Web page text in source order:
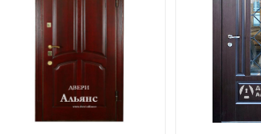
от 650
от 1500
от 1000